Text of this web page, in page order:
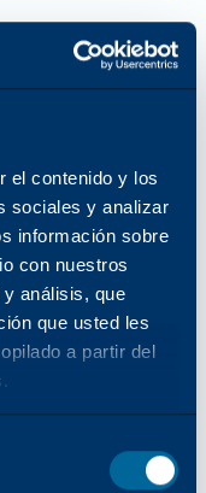
el contenido y los
sociales y analizar
información sobre
con nuestros
análisis, que
que usted les
a partir del